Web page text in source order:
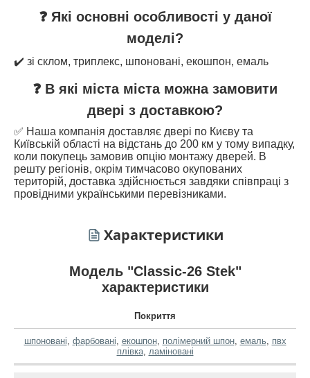
❓ Які основні особливості у даної
моделі?
✔️ зі склом, триплекс, шпоновані, екошпон, емаль
❓ В які міста міста можна замовити
двері з доставкою?
✅ Наша компанія доставляє двері по Києву та
Київській області на відстань до 200 км у тому випадку,
коли покупець замовив опцію монтажу дверей. В
решту регіонів, окрім тимчасово окупованих
територій, доставка здійснюється завдяки співпраці з
провідними українськими перевізниками.
Характеристики
Модель "Classic-26 Stek"
характеристики
Покриття
шпоновані фарбовані екошпон, полімерний шпон, емаль, пвх
плівка, ламіновані